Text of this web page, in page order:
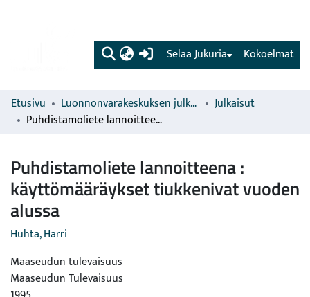
(current) Kokoelmat
Selaa Jukuria
Etusivu Luonnonvarakeskuksen julkaisut
Julkaisut
Puhdistamoliete lannoitteena : käyttömääräykset tiukkenivat vuoden alussa
Puhdistamoliete lannoitteena :
käyttömääräykset tiukkenivat vuoden
alussa
Huhta, Harri
Maaseudun tulevaisuus
Maaseudun Tulevaisuus